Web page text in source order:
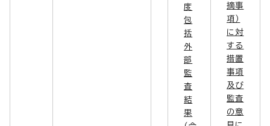
度
包
括
外
部
監
査
結
果
摘事
項）
に対
する
措置
事項
及び
監査
の意